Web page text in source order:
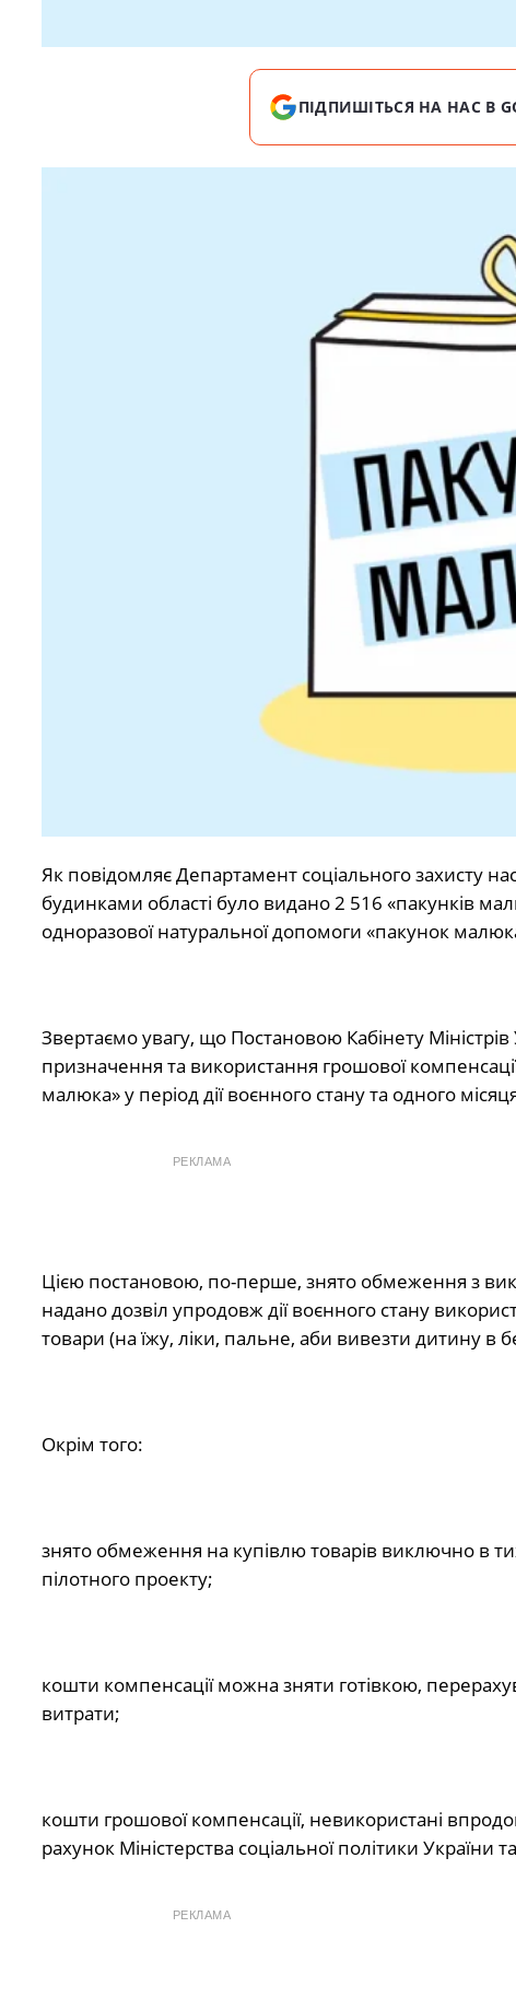
ПІДПИШІТЬСЯ НА НАС В
Як повідомляє Департамент соціального захисту
будинками області було видано 2 516 «пакунків
одноразової натуральної допомоги «пакунок
Звертаємо увагу, що Постановою Кабінету
призначення та використання грошової
малюка» у період дії воєнного стану та одного
РЕКЛАМА
Цією постановою, по-перше, знято обмеження з
надано дозвіл упродовж дії воєнного стану
товари (на їжу, ліки, пальне, аби вивезти дитину в
Окрім того:
знято обмеження на купівлю товарів виключно в тих
пілотного проекту;
кошти компенсації можна зняти готівкою,
витрати;
кошти грошової компенсації, невикористані
рахунок Міністерства соціальної політики України
РЕКЛАМА